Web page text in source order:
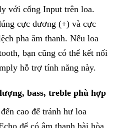
với cổng Input trên loa.
cực dương (+) và cực
pha âm thanh. Nếu loa
bạn cũng có thể kết nối
hỗ trợ tính năng này.
bass, treble phù hợp
cao để tránh hư loa
để có âm thanh hài hòa